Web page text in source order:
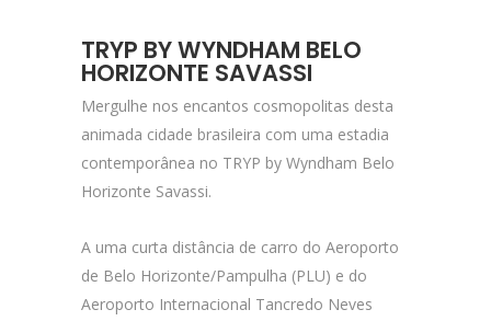
TRYP BY WYNDHAM BELO
HORIZONTE SAVASSI
Mergulhe nos encantos cosmopolitas desta
animada cidade brasileira com uma estadia
contemporânea no TRYP by Wyndham Belo
Horizonte Savassi.
A uma curta distância de carro do Aeroporto
de Belo Horizonte/Pampulha (PLU) e do
Aeroporto Internacional Tancredo Neves